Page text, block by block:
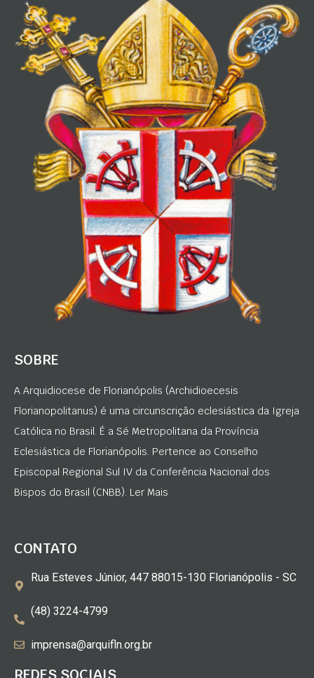
SOBRE
A Arquidiocese de Florianópolis (Archidioecesis
Florianopolitanus) é uma circunscrição eclesiástica da Igreja
Católica no Brasil. É a Sé Metropolitana da Província
Eclesiástica de Florianópolis. Pertence ao Conselho
Episcopal Regional Sul IV da Conferência Nacional dos
Bispos do Brasil (CNBB). Ler Mais
CONTATO
Rua Esteves Júnior, 447 88015-130 Florianópolis - SC
(48) 3224-4799
imprensa@arquifln.org.br
REDES SOCIAIS